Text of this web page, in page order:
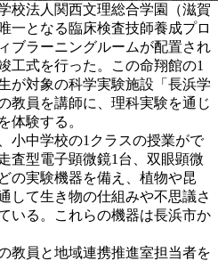
校法人関西文理総合学園（滋賀
一となる臨床検査技師養成プロ
ブラーニングルームが配置され
工式を行った。この命翔館の1
が対象の科学実験施設「長浜学
教員を講師に、理科実験を通じ
体験する。
小中学校の1クラスの授業がで
査型電子顕微鏡1台、双眼顕微
の実験機器を備え、植物や昆
して生き物の仕組みや不思議さ
いる。これらの機器は長浜市か
教員と地域連携推進室担当者を